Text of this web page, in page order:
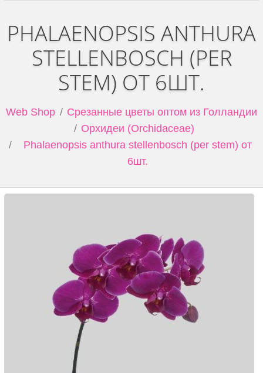
PHALAENOPSIS ANTHURA
STELLENBOSCH (PER
STEM) ОТ 6ШТ.
Web Shop
Срезанные цветы оптом из Голландии
Орхидеи (Orchidaceae)
Phalaenopsis anthura stellenbosch (per stem) от
6шт.